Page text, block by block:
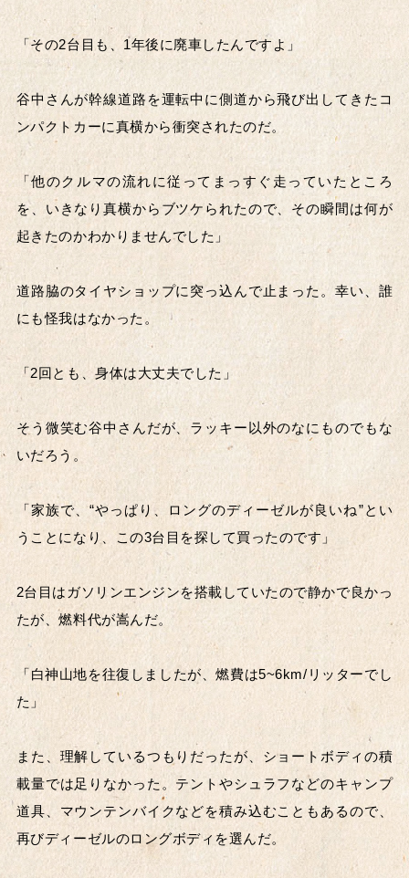
2020's～
SUV系
軽自動車
ハッチバック系 セダン・ハード
ステーションワゴン系 その他
2026年 2025年
2023年 2020年
2019年 2018年
2017年 2016年
2015年 2014年
2013年
2011年
「その2台目も、1年後に廃車したんですよ」
谷中さんが幹線道路を運転中に側道から飛び出してきたコ
ンパクトカーに真横から衝突されたのだ。
「他のクルマの流れに従ってまっすぐ走っていたところ
を、いきなり真横からブツケられたので、その瞬間は何が
起きたのかわかりませんでした」
道路脇のタイヤショップに突っ込んで止まった。幸い、誰
にも怪我はなかった。
「2回とも、身体は大丈夫でした」
そう微笑む谷中さんだが、ラッキー以外のなにものでもな
いだろう。
「家族で、“やっぱり、ロングのディーゼルが良いね”とい
うことになり、この3台目を探して買ったのです」
2台目はガソリンエンジンを搭載していたので静かで良かっ
たが、燃料代が嵩んだ。
「白神山地を往復しましたが、燃費は5~6km/リッターでし
た」
また、理解しているつもりだったが、ショートボディの積
載量では足りなかった。テントやシュラフなどのキャンプ
道具、マウンテンバイクなどを積み込むこともあるので、
再びディーゼルのロングボディを選んだ。